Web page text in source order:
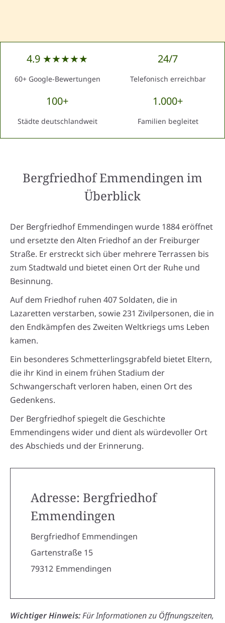
4.9 ★★★★★
60+ Google-Bewertungen
24/7
Telefonisch erreichbar
100+
Städte deutschlandweit
1.000+
Familien begleitet
Bergfriedhof Emmendingenim
Überblick
Der Bergfriedhof Emmendingen wurde 1884 eröffnet
und ersetzte den Alten Friedhof an der Freiburger
Straße. Er erstreckt sich über mehrere Terrassen bis
zum Stadtwald und bietet einen Ort der Ruhe und
Besinnung.
Auf dem Friedhof ruhen 407 Soldaten, die in
Lazaretten verstarben, sowie 231 Zivilpersonen, die in
den Endkämpfen des Zweiten Weltkriegs ums Leben
kamen.
Ein besonderes Schmetterlingsgrabfeld bietet Eltern,
die ihr Kind in einem frühen Stadium der
Schwangerschaft verloren haben, einen Ort des
Gedenkens.
Der Bergfriedhof spiegelt die Geschichte
Emmendingens wider und dient als würdevoller Ort
des Abschieds und der Erinnerung.
Adresse: Bergfriedhof
Emmendingen
Bergfriedhof Emmendingen
Gartenstraße 15
79312 Emmendingen
Wichtiger Hinweis:Für Informationen zu Öffnungszeiten,